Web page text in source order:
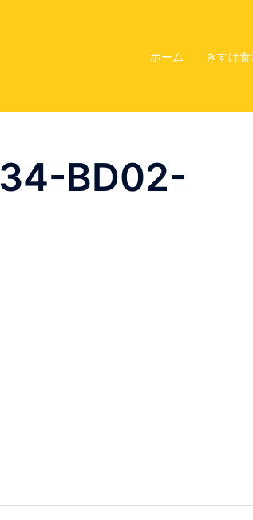
ホーム きすけ
BD02-